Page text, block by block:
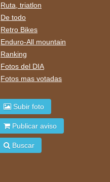
Ruta, triatlon
De todo
Retro Bikes
Enduro-All mountain
Ranking
Fotos del DIA
Fotos mas votadas
Subir foto
Publicar aviso
Buscar